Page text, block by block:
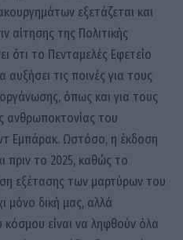
εξετάζεται και
αίτησης της Πολιτικής
ότι το Πενταμελές Εφετείο
τις ποινές για τους
όπως και για τους
ανθρωποκτονίας του
Εμπάρακ. Ωστόσο, η έκδοση
πριν το 2025, καθώς το
εξέτασης των μαρτύρων του
μόνο δική μας, αλλά
είναι να ληφθούν όλα